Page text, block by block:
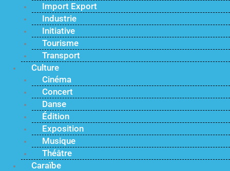
Import Export
Industrie
Initiative
Tourisme
Transport
Culture
Cinéma
Concert
Danse
Édition
Exposition
Musique
Théâtre
Caraïbe